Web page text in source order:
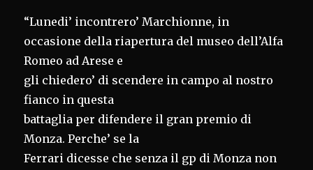
“Lunedi’ incontrero’ Marchionne, in
occasione della riapertura del museo dell’Alfa
Romeo ad Arese e
gli chiedero’ di scendere in campo al nostro
fianco in questa
battaglia per difendere il gran premio di
Monza. Perche’ se la
Ferrari dicesse che senza il gp di Monza non